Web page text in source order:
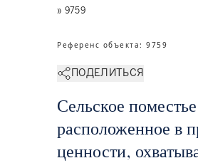
» 9759
Референс объекта: 9759
ПОДЕЛИТЬСЯ
Сельское
расположенное в
ценности,